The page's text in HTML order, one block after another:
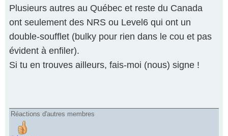
Plusieurs autres au Québec et reste du Canada
ont seulement des NRS ou Level6 qui ont un
double-soufflet (bulky pour rien dans le cou et pas
évident à enfiler).
Si tu en trouves ailleurs, fais-moi (nous) signe !
Réactions d'autres membres